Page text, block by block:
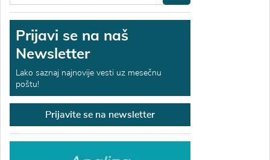
Prijavi se na naš
Newsletter
Lako saznaj najnovije vesti uz mesečnu
poštu!
Prijavite se na newsletter